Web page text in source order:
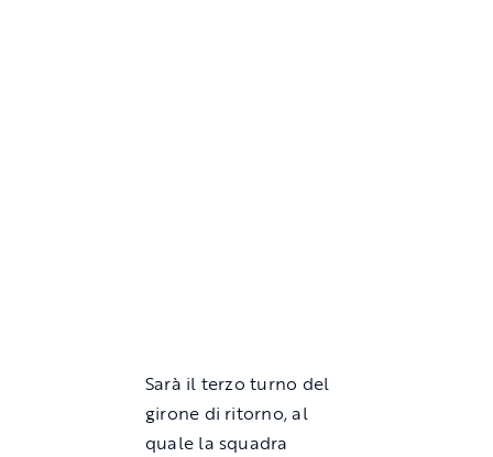
Sarà il terzo turno del
girone di ritorno, al
quale la squadra